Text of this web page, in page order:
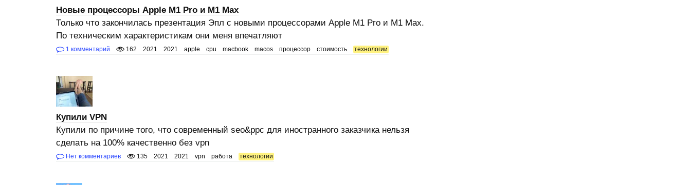
Новые процессоры Apple M1 Pro и M1 Max
Только что закончилась презентация Эпл с новыми процессорами Apple M1 Pro и M1 Max.
По техническим характеристикам они меня впечатляют
1 комментарий 162 2021 2021 apple cpu macbook macos процессор стоимость технологии
Купили VPN
Купили по причине того, что современный seo&ppc для иностранного заказчика нельзя
сделать на 100% качественно без vpn
Нет комментариев 135 2021 2021 vpn работа технологии